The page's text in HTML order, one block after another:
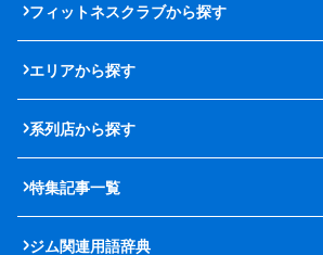
フィットネスクラブから探す
エリアから探す
系列店から探す
特集記事一覧
ジム関連用語辞典